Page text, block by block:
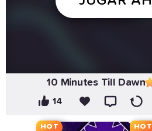
10 Minutes Till Dawn
14
HOT HOT